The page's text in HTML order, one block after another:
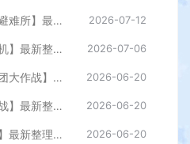
三网H5小游戏【重建末日避难所】最新整理WIN系服务端+Linux手工服务端+详细搭建教程 2026-07-12
三网H5小游戏【欢乐水果机】最新整理WIN系服务端+Linux手工服务端+详细搭建教程 2026-07-06
三网H5小游戏【火柴人军团大作战】最新整理WIN系服务端+Linux手工服务端+详细搭建教程 2026-06-20
三网H5小游戏【黑洞大作战】最新整理WIN系服务端+Linux手工服务端+详细搭建教程 2026-06-20
三网H5小游戏【懒猫跑酷】最新整理WIN系服务端+Linux手工服务端+详细搭建教程 2026-06-20